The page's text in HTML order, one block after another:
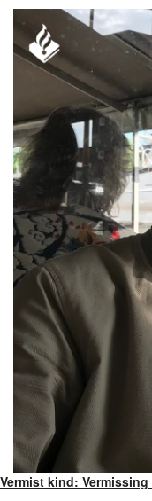
Vermist kind: